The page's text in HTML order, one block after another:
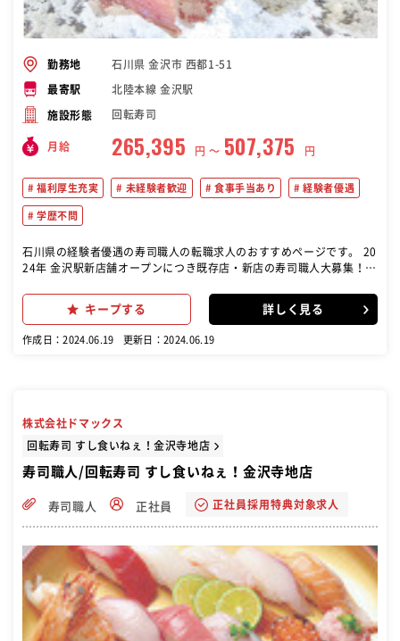
勤務地 石川県 金沢市 西都1-51
最寄駅 北陸本線 金沢駅
施設形態 回転寿司
月給 265,395 円 〜 507,375 円
福利厚生充実 未経験者歓迎 食事手当あり 経験者優遇
学歴不問
石川県の経験者優遇の寿司職人の転職求人のおすすめページです。 20
24年 金沢駅新店舗オープンにつき既存店・新店の寿司職人大募集！！
店舗オープンまでは、既存店にて研修もできます。 回転寿司で寿司職
人としての業務をお任せします。毎朝夕水揚げされるいきのいい魚介
す。 また、仕事に慣れてきましたら、発注業務・人材育成・店舗管理
キープする 詳しく見る
作成日：2024.06.19 更新日：2024.06.19
株式会社ドマックス
回転寿司 すし食いねぇ！金沢寺地店
寿司職人/回転寿司 すし食いねぇ！金沢寺地店
寿司職人 正社員 正社員採用特典対象求人